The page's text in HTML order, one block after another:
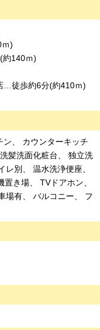
)
約140ｍ)
…徒歩約6分(約410ｍ)
ン
カウンターキッチ
洗髪洗面化粧台
独立洗
レ別
温水洗浄便座
置き場
TVドアホン
場有 バルコニー
フ